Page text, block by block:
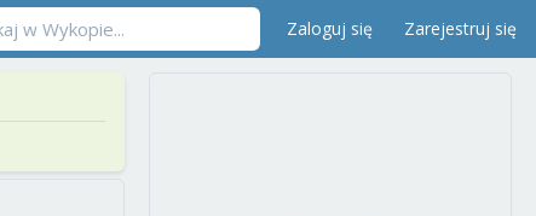
Zaloguj się Zarejestruj się